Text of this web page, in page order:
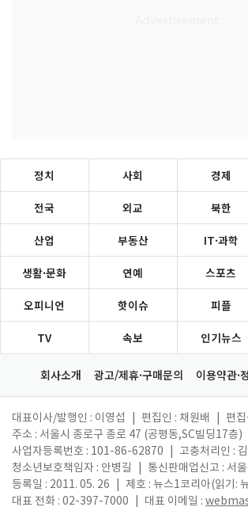
정치 사회 경제
전국 외교 북한
산업 부동산 IT·과학
생활·문화 연예 스포츠
오피니언 핫이슈 피플
TV 속보 인기뉴스
회사소개 광고/제휴·구매문의 이용약관·
대표이사/발행인 : 이영섭 편집인 : 채원배 편
주소 : 서울시 종로구 종로 47 (공평동,SC빌딩17층)
사업자등록번호 : 101-86-62870
고충처리인 :
청소년보호책임자 : 안병길
통신판매업신고 : 서
등록일 : 2011. 05. 26
제호 : 뉴스1코리아(읽기:
대표 전화 : 02-397-7000
대표 이메일 :